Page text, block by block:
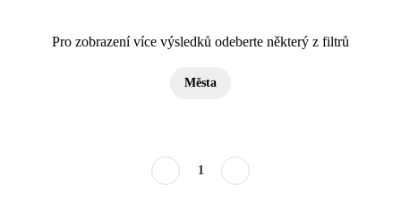
Pro zobrazení více výsledků odeberte některý z filtrů
Města
1